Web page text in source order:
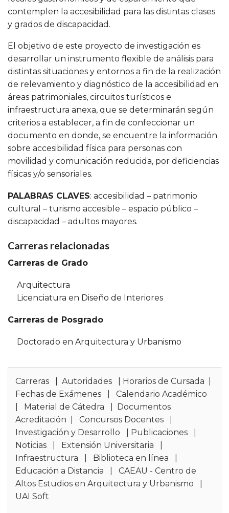
contemplen la accesibilidad para las distintas clases
y grados de discapacidad.
El objetivo de este proyecto de investigación es
desarrollar un instrumento flexible de análisis para
distintas situaciones y entornos a fin de la realización
de relevamiento y diagnóstico de la accesibilidad en
áreas patrimoniales, circuitos turísticos e
infraestructura anexa, que se determinarán según
criterios a establecer, a fin de confeccionar un
documento en donde, se encuentre la información
sobre accesibilidad física para personas con
movilidad y comunicación reducida, por deficiencias
físicas y/o sensoriales.
PALABRAS CLAVES: accesibilidad – patrimonio
cultural – turismo accesible – espacio público –
discapacidad – adultos mayores.
Carreras relacionadas
Carreras de Grado
Arquitectura
Licenciatura en Diseño de Interiores
Carreras de Posgrado
Doctorado en Arquitectura y Urbanismo
Carreras |Autoridades Horarios de Cursada
Fechas de Exámenes
|Calendario Académico
Material de Cátedra
Documentos
Acreditación |Concursos Docentes
Investigación y Desarrollo
Publicaciones
Noticias
Extensión Universitaria
Infraestructura
Biblioteca en línea
Educación a Distancia |CAEAU - Centro de
Altos Estudios en Arquitectura y Urbanismo
UAI Soft